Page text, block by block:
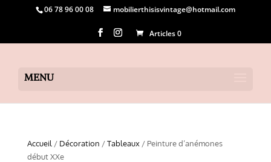
06 78 96 00 08 mobilierthisisvintage@hotmail.com
Articles 0
Accueil / Décoration /Tableaux/ Peinture d’anémones
début XXe